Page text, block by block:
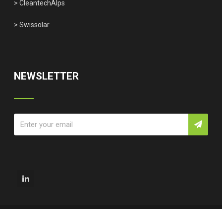
> CleantechAlps
> Swissolar
NEWSLETTER